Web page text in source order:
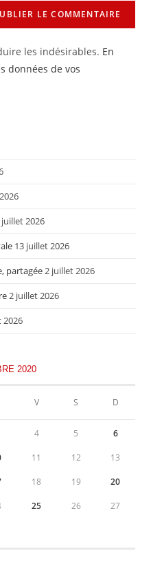
les indésirables. En
données de vos
juillet 2026
13 juillet 2026
partagée2 juillet 2026
2 juillet 2026
2026
2020
V S D
4 5 6
11 12 13
18 19 20
25 26 27